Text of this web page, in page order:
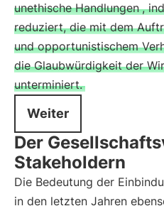
unethische Handlungen ,
reduziert, die mit dem
und opportunistischem
die Glaubwürdigkeit der
unterminiert.
Weiter
Der
Stakeholdern
Die Bedeutung der
in den letzten Jahren